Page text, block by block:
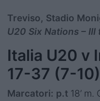
Treviso, Stadio
U20 Six Nations – III
Italia U20 v
17-37 (7-10)
Marcatori: p.t 18’